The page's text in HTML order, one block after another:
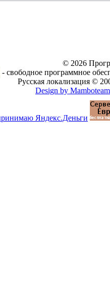
© 2026
- свободное программное
Русская локализация ©
Design by